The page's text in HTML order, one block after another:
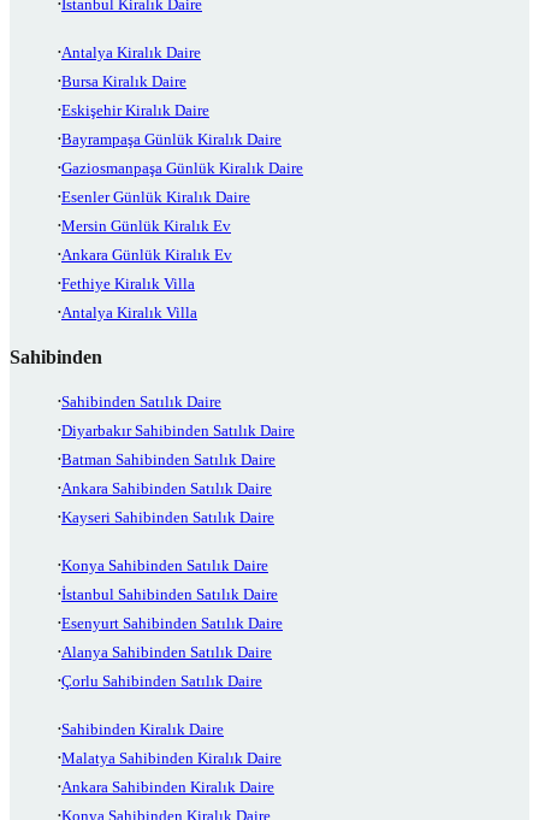
İstanbul Kiralık Daire
Antalya Kiralık Daire
Bursa Kiralık Daire
Eskişehir Kiralık Daire
Bayrampaşa Günlük Kiralık Daire
Gaziosmanpaşa Günlük Kiralık Daire
Esenler Günlük Kiralık Daire
Mersin Günlük Kiralık Ev
Ankara Günlük Kiralık Ev
Fethiye Kiralık Villa
Antalya Kiralık Villa
Sahibinden
Sahibinden Satılık Daire
Diyarbakır Sahibinden Satılık Daire
Batman Sahibinden Satılık Daire
Ankara Sahibinden Satılık Daire
Kayseri Sahibinden Satılık Daire
Konya Sahibinden Satılık Daire
İstanbul Sahibinden Satılık Daire
Esenyurt Sahibinden Satılık Daire
Alanya Sahibinden Satılık Daire
Çorlu Sahibinden Satılık Daire
Sahibinden Kiralık Daire
Malatya Sahibinden Kiralık Daire
Ankara Sahibinden Kiralık Daire
Konya Sahibinden Kiralık Daire